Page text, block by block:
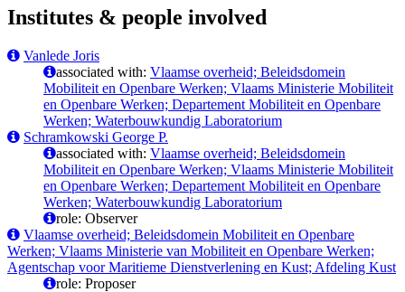
Institutes & people involved
Vanlede Joris
associated with: Vlaamse overheid; Beleidsdomein
Mobiliteit en Openbare Werken; Vlaams Ministerie Mobiliteit
en Openbare Werken; Departement Mobiliteit en Openbare
Werken; Waterbouwkundig Laboratorium
Schramkowski George P.
associated with: Vlaamse overheid; Beleidsdomein
Mobiliteit en Openbare Werken; Vlaams Ministerie Mobiliteit
en Openbare Werken; Departement Mobiliteit en Openbare
Werken; Waterbouwkundig Laboratorium
role: Observer
Vlaamse overheid; Beleidsdomein Mobiliteit en Openbare
Werken; Vlaams Ministerie van Mobiliteit en Openbare Werken;
Agentschap voor Maritieme Dienstverlening en Kust; Afdeling Kust
role: Proposer